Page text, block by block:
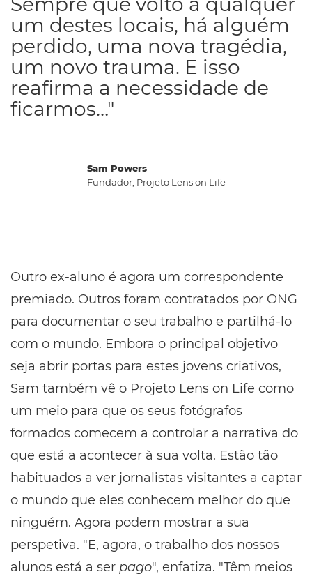
Sam Powers
Fundador, Projeto Lens on Life
um destes locais, há alguém
perdido, uma nova tragédia,
um novo trauma. E isso
reafirma a necessidade de
ficarmos…"
Outro ex-aluno é agora um correspondente
premiado. Outros foram contratados por ONG
para documentar o seu trabalho e partilhá-lo
com o mundo. Embora o principal objetivo
seja abrir portas para estes jovens criativos,
Sam também vê o Projeto Lens on Life como
um meio para que os seus fotógrafos
formados comecem a controlar a narrativa do
que está a acontecer à sua volta. Estão tão
habituados a ver jornalistas visitantes a captar
o mundo que eles conhecem melhor do que
ninguém. Agora podem mostrar a sua
perspetiva. "E, agora, o trabalho dos nossos
alunos está a ser pago", enfatiza. "Têm meios